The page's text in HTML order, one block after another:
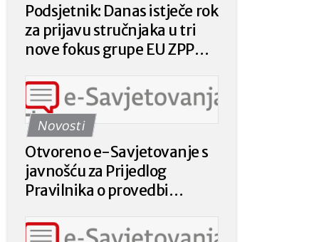
Podsjetnik: Danas istječe rok
za prijavu stručnjaka u tri
nove fokus grupe EU ZPP
Novosti
Otvoreno e-Savjetovanje s
javnošću za Prijedlog
Pravilnika o provedbi
plaćanja poljoprivrednicima